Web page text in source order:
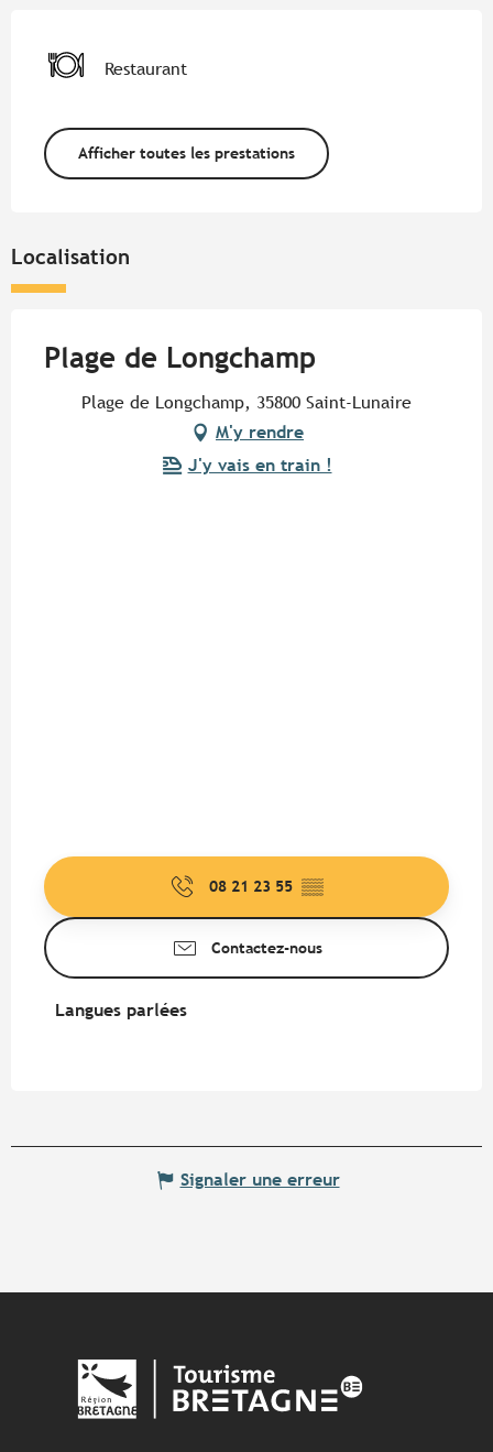
Restaurant
Afficher toutes les prestations
Localisation
Plage de Longchamp
Plage de Longchamp, 35800 Saint-Lunaire
M'y rendre
J'y vais en train !
08 21 23 55 ▒▒
Contactez-nous
Langues parlées
Langues parlées
Signaler une erreur